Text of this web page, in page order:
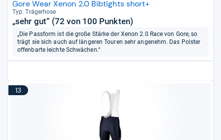
Gore Wear Xenon 2.0 Bibtights short+
Typ: Trä­ger­hose
„sehr gut“ (72 von 100 Punkten)
„Die Passform ist die große Stärke der Xenon 2.0 Race von Gore, so
trägt sie sich auch auf längeren Touren sehr angenehm. Das Polster
offenbarte leichte Schwächen.“
13